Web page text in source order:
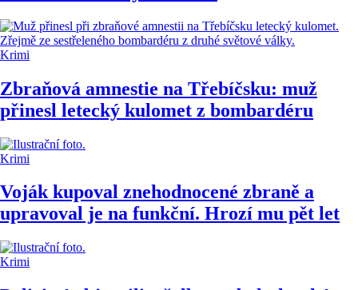
Krimi
Zbraňová amnestie na Třebíčsku: muž
přinesl letecký kulomet z bombardéru
Krimi
Voják kupoval znehodnocené zbraně a
upravoval je na funkční. Hrozí mu pět let
Krimi